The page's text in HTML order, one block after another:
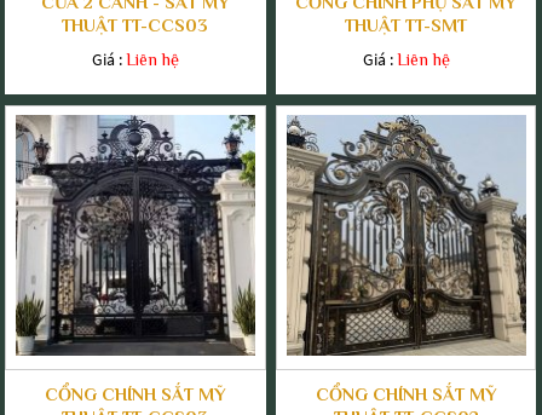
THUẬT TT-CCS03
Giá :Liên hệ
THUẬT TT-SMT
Giá :Liên hệ
CỔNG CHÍNH SẮT MỸ
CỔNG CHÍNH SẮT MỸ